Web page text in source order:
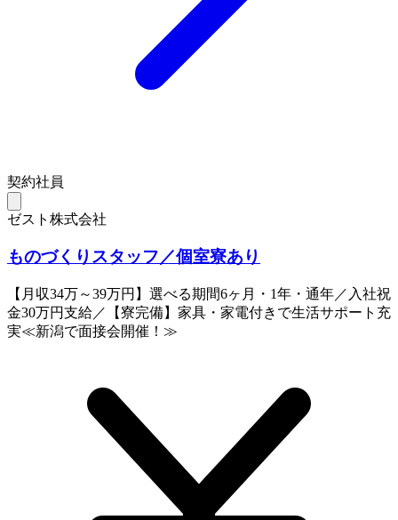
契約社員
ゼスト株式会社
ものづくりスタッフ／個室寮あり
【月収34万～39万円】選べる期間6ヶ月・1年・通年／入社祝
金30万円支給／【寮完備】家具・家電付きで生活サポート充
実≪新潟で面接会開催！≫